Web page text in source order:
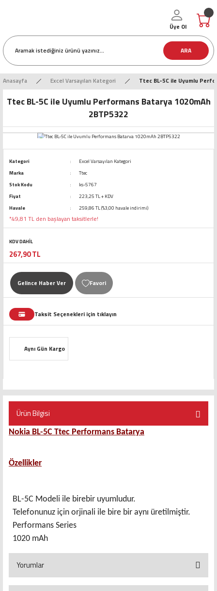
ARA
Üye Ol
Anasayfa Excel Varsayılan Kategori Ttec BL-5C ile Uyumlu
Ttec BL-5C ile Uyumlu Performans Batarya 1020mAh
2BTP5322
Kategori
Excel Varsayılan Kategori
Marka
Ttec
Stok Kodu
ks-5767
Fiyat
223,25 TL + KDV
Havale
259,86 TL (%3,00 havale indirimi)
*49,81 TL den başlayan taksitlerle!
KDV DAHİL
267,90 TL
Gelince Haber Ver
Taksit Seçenekleri için tıklayın
Aynı Gün Kargo
Ürün Bilgisi
Nokia BL-5C Ttec Performans Batarya
Özellikler
BL-5C Modeli ile birebir uyumludur.
Telefonunuz için orjinali ile bire bir aynı üretilmiştir.
Performans Series
1020 mAh
Yorumlar